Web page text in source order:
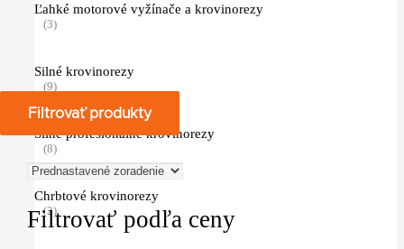
Ľahké motorové vyžínače a krovinorezy
(3)
Silné krovinorezy
(9)
Silné profesionálne krovinorezy
(8)
Chrbtové krovinorezy
(2)
Filtrovať produkty
Filtrovať podľa ceny